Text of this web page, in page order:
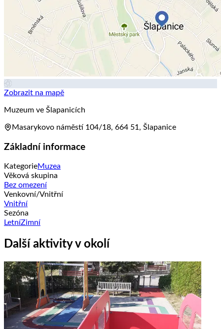
Zobrazit na mapě
Muzeum ve Šlapanicích
Masarykovo náměstí 104/18, 664 51, Šlapanice
Základní informace
KategorieMuzea
Věková skupina
Bez omezení
Venkovní/Vnitřní
Vnitřní
Sezóna
LetníZimní
Další aktivity v okolí